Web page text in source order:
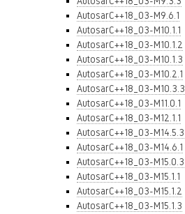
AutosarC++18_03-M9.6.1
AutosarC++18_03-M10.1.1
AutosarC++18_03-M10.1.2
AutosarC++18_03-M10.1.3
AutosarC++18_03-M10.2.1
AutosarC++18_03-M10.3.3
AutosarC++18_03-M11.0.1
AutosarC++18_03-M12.1.1
AutosarC++18_03-M14.5.3
AutosarC++18_03-M14.6.1
AutosarC++18_03-M15.0.3
AutosarC++18_03-M15.1.1
AutosarC++18_03-M15.1.2
AutosarC++18_03-M15.1.3